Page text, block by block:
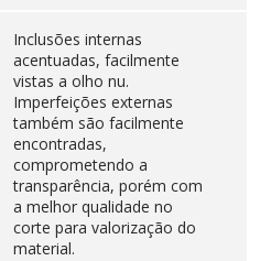
Inclusões internas
acentuadas, facilmente
vistas a olho nu.
Imperfeições externas
também são facilmente
encontradas,
comprometendo a
transparência, porém com
a melhor qualidade no
corte para valorização do
material.